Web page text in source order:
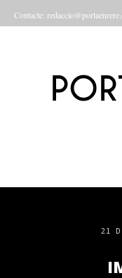
Contacte:
21